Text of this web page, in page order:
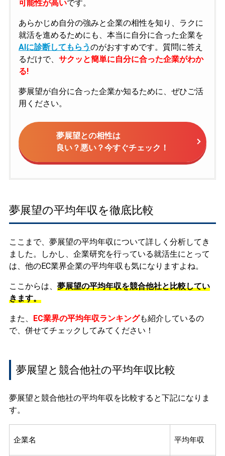
可能性が高いです。
あらかじめ自分の強みと企業の相性を知り、ラクに
就活を進めるためにも、本当に自分に合った企業を
AIに診断してもらうのがおすすめです。質問に答え
るだけで、 サクッと簡単に自分に合った企業がわか
る!
夢展望が自分に合った企業か知るために、ぜひご活
用ください。
夢展望との相性は
良い？悪い？今すぐチェック！
夢展望の平均年収を徹底比較
ここまで、夢展望の平均年収について詳しく分析してき
ました。しかし、企業研究を行っている就活生にとって
は、他のEC業界企業の平均年収も気になりますよね。
ここからは、 夢展望の平均年収を競合他社と比較してい
きます。
また、 EC業界の平均年収ランキングも紹介しているの
で、併せてチェックしてみてください！
夢展望と競合他社の平均年収比較
夢展望と競合他社の平均年収を比較すると下記になりま
す。
企業名 平均年収